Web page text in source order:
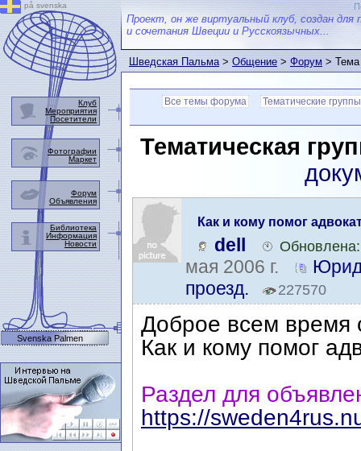
Проект, он же виртуальный клуб, создан для
и сочетания Швеции и Русскоязычных...
Шведская Пальма>Общение>Форум>
Все темы форума Тематические группы
Тематическая
Как и кому помог
dell
мая 2006 г.
проезд.
227570
Доброе всем время
Как и кому помог
Раздел для
https://
på svenska
Клуб
Мероприятия
Посетители
Фотографии
Маркет
Форум
Объявления
Библиотека
Информация
Новости
Svenska Palmen